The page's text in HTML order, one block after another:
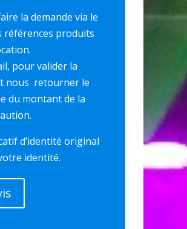
la demande via le
références produits
pour valider la
nous retourner le
du montant de la
d’identité original
identité.